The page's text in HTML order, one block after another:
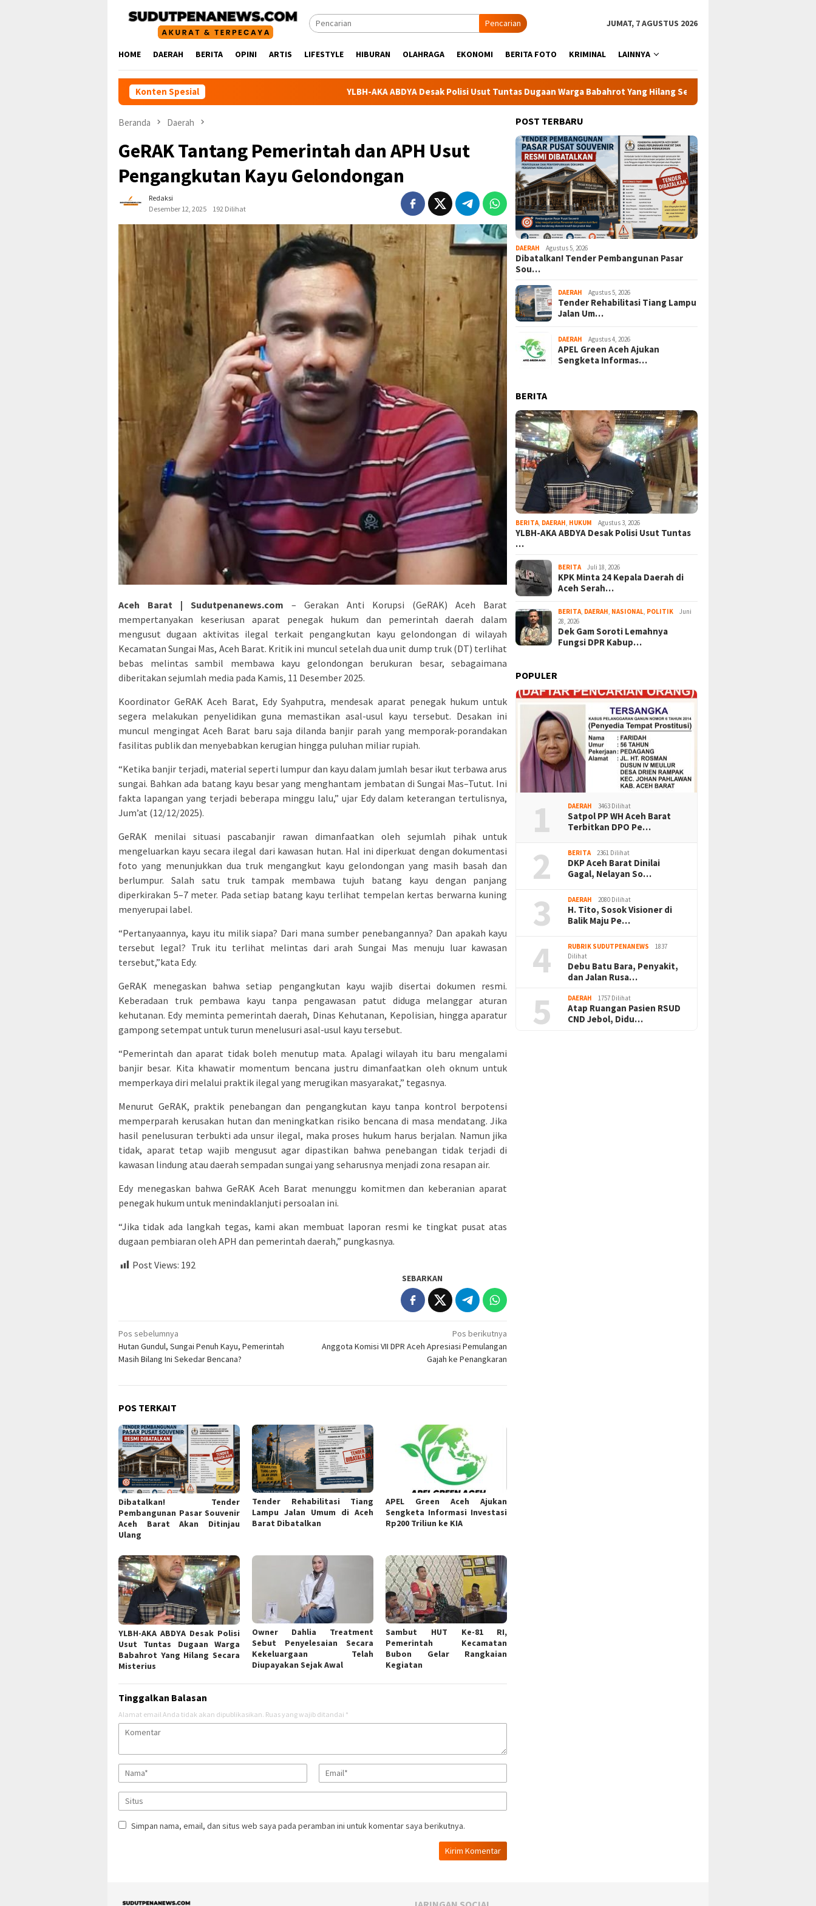
Pencarian JUMAT, 7 AGUSTUS 2026
HOME DAERAH BERITA OPINI ARTIS LIFESTYLE HIBURAN OLAHRAGA EKONOMI BERITA FOTO KRIMINAL LAINNYA
Konten Spesial YLBH-AKA ABDYA Desak Polisi Usut Tuntas Dugaan Warga Babahrot Yang Hilang Secara Misterius
Beranda Daerah
GeRAK Tantang Pemerintah dan APH Usut
Pengangkutan Kayu Gelondongan
Redaksi
Desember 12, 2025
192 Dilihat
Aceh Barat | Sudutpenanews.com – Gerakan Anti Korupsi (GeRAK) Aceh Barat
mempertanyakan keseriusan aparat penegak hukum dan pemerintah daerah dalam
mengusut dugaan aktivitas ilegal terkait pengangkutan kayu gelondongan di wilayah
Kecamatan Sungai Mas, Aceh Barat. Kritik ini muncul setelah dua unit dump truk (DT) terlihat
bebas melintas sambil membawa kayu gelondongan berukuran besar, sebagaimana
diberitakan sejumlah media pada Kamis, 11 Desember 2025.
Koordinator GeRAK Aceh Barat, Edy Syahputra, mendesak aparat penegak hukum untuk
segera melakukan penyelidikan guna memastikan asal-usul kayu tersebut. Desakan ini
muncul mengingat Aceh Barat baru saja dilanda banjir parah yang memporak-porandakan
fasilitas publik dan menyebabkan kerugian hingga puluhan miliar rupiah.
“Ketika banjir terjadi, material seperti lumpur dan kayu dalam jumlah besar ikut terbawa arus
sungai. Bahkan ada batang kayu besar yang menghantam jembatan di Sungai Mas–Tutut. Ini
fakta lapangan yang terjadi beberapa minggu lalu,” ujar Edy dalam keterangan tertulisnya,
Jum’at (12/12/2025).
GeRAK menilai situasi pascabanjir rawan dimanfaatkan oleh sejumlah pihak untuk
mengeluarkan kayu secara ilegal dari kawasan hutan. Hal ini diperkuat dengan dokumentasi
foto yang menunjukkan dua truk mengangkut kayu gelondongan yang masih basah dan
berlumpur. Salah satu truk tampak membawa tujuh batang kayu dengan panjang
diperkirakan 5–7 meter. Pada setiap batang kayu terlihat tempelan kertas berwarna kuning
menyerupai label.
“Pertanyaannya, kayu itu milik siapa? Dari mana sumber penebangannya? Dan apakah kayu
tersebut legal? Truk itu terlihat melintas dari arah Sungai Mas menuju luar kawasan
tersebut,”kata Edy.
GeRAK menegaskan bahwa setiap pengangkutan kayu wajib disertai dokumen resmi.
Keberadaan truk pembawa kayu tanpa pengawasan patut diduga melanggar aturan
kehutanan. Edy meminta pemerintah daerah, Dinas Kehutanan, Kepolisian, hingga aparatur
gampong setempat untuk turun menelusuri asal-usul kayu tersebut.
“Pemerintah dan aparat tidak boleh menutup mata. Apalagi wilayah itu baru mengalami
banjir besar. Kita khawatir momentum bencana justru dimanfaatkan oleh oknum untuk
memperkaya diri melalui praktik ilegal yang merugikan masyarakat,” tegasnya.
Menurut GeRAK, praktik penebangan dan pengangkutan kayu tanpa kontrol berpotensi
memperparah kerusakan hutan dan meningkatkan risiko bencana di masa mendatang. Jika
hasil penelusuran terbukti ada unsur ilegal, maka proses hukum harus berjalan. Namun jika
tidak, aparat tetap wajib mengusut agar dipastikan bahwa penebangan tidak terjadi di
kawasan lindung atau daerah sempadan sungai yang seharusnya menjadi zona resapan air.
Edy menegaskan bahwa GeRAK Aceh Barat menunggu komitmen dan keberanian aparat
penegak hukum untuk menindaklanjuti persoalan ini.
“Jika tidak ada langkah tegas, kami akan membuat laporan resmi ke tingkat pusat atas
dugaan pembiaran oleh APH dan pemerintah daerah,” pungkasnya.
Post Views: 192
SEBARKAN
Navigasi
pos
Pos sebelumnya
Hutan Gundul, Sungai Penuh Kayu, Pemerintah
Masih Bilang Ini Sekedar Bencana?
Pos berikutnya
Anggota Komisi VII DPR Aceh Apresiasi Pemulangan
Gajah ke Penangkaran
POS TERKAIT
Dibatalkan! Tender
Pembangunan Pasar Souvenir
Aceh Barat Akan Ditinjau
Ulang
Tender Rehabilitasi Tiang
Lampu Jalan Umum di Aceh
Barat Dibatalkan
APEL Green Aceh Ajukan
Sengketa Informasi Investasi
Rp200 Triliun ke KIA
YLBH-AKA ABDYA Desak Polisi
Usut Tuntas Dugaan Warga
Babahrot Yang Hilang Secara
Misterius
Owner Dahlia Treatment
Sebut Penyelesaian Secara
Kekeluargaan Telah
Diupayakan Sejak Awal
Sambut HUT Ke-81 RI,
Pemerintah Kecamatan
Bubon Gelar Rangkaian
Kegiatan
Tinggalkan Balasan
Alamat email Anda tidak akan dipublikasikan. Ruas yang wajib ditandai *
Simpan nama, email, dan situs web saya pada peramban ini untuk komentar saya berikutnya.
POST TERBARU
DAERAH Agustus 5, 2026
Dibatalkan! Tender Pembangunan Pasar
Sou…
DAERAH Agustus 5, 2026
Tender Rehabilitasi Tiang Lampu
Jalan Um…
DAERAH Agustus 4, 2026
APEL Green Aceh Ajukan
Sengketa Informas…
BERITA
BERITA DAERAH HUKUM Agustus 3, 2026
YLBH-AKA ABDYA Desak Polisi Usut Tuntas
…
BERITA Juli 18, 2026
KPK Minta 24 Kepala Daerah di
Aceh Serah…
BERITA DAERAH NASIONAL POLITIK
Juni
28, 2026
Dek Gam Soroti Lemahnya
Fungsi DPR Kabup…
POPULER
1 DAERAH 3463 Dilihat
Satpol PP WH Aceh Barat
Terbitkan DPO Pe…
2 BERITA 2361 Dilihat
DKP Aceh Barat Dinilai
Gagal, Nelayan So…
3 DAERAH 2080 Dilihat
H. Tito, Sosok Visioner di
Balik Maju Pe…
4 RUBRIK SUDUTPENANEWS
1837
Dilihat
Debu Batu Bara, Penyakit,
dan Jalan Rusa…
5 DAERAH 1757 Dilihat
Atap Ruangan Pasien RSUD
CND Jebol, Didu…